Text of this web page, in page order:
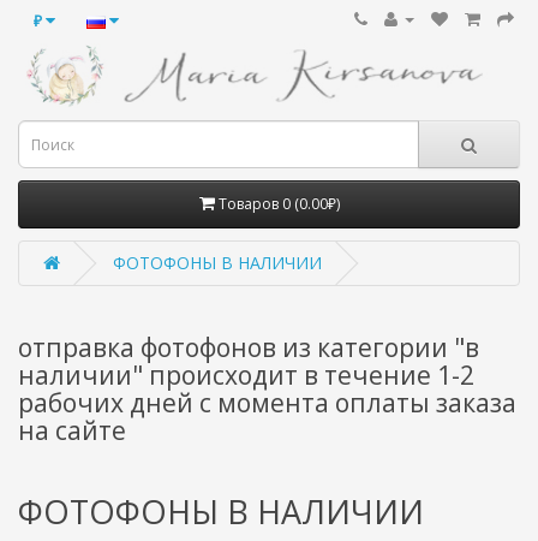
₽
Товаров 0 (0.00₽)
ФОТОФОНЫ В НАЛИЧИИ
отправка фотофонов из категории "в
наличии" происходит в течение 1-2
рабочих дней с момента оплаты заказа
на сайте
ФОТОФОНЫ В НАЛИЧИИ